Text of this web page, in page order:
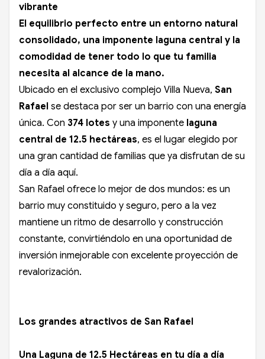
vibrante
El equilibrio perfecto entre un entorno natural
consolidado, una imponente laguna central y la
comodidad de tener todo lo que tu familia
necesita al alcance de la mano.
Ubicado en el exclusivo complejo Villa Nueva, San
Rafael se destaca por ser un barrio con una energía
única. Con 374 lotes y una imponente laguna
central de 12.5 hectáreas, es el lugar elegido por
una gran cantidad de familias que ya disfrutan de su
día a día aquí.
San Rafael ofrece lo mejor de dos mundos: es un
barrio muy constituido y seguro, pero a la vez
mantiene un ritmo de desarrollo y construcción
constante, convirtiéndolo en una oportunidad de
inversión inmejorable con excelente proyección de
revalorización.
Los grandes atractivos de San Rafael
Una Laguna de 12.5 Hectáreas en tu día a día